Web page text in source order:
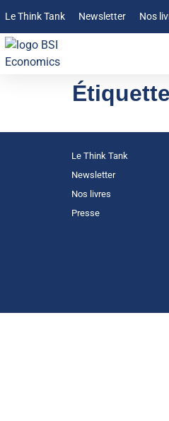
Le Think Tank Newsletter Nos
Le Think Tank
Newsletter
Nos livres
Presse